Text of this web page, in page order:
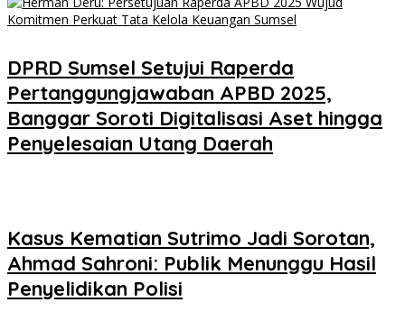
DPRD Sumsel Setujui Raperda
Pertanggungjawaban APBD 2025,
Banggar Soroti Digitalisasi Aset hingga
Penyelesaian Utang Daerah
Kasus Kematian Sutrimo Jadi Sorotan,
Ahmad Sahroni: Publik Menunggu Hasil
Penyelidikan Polisi